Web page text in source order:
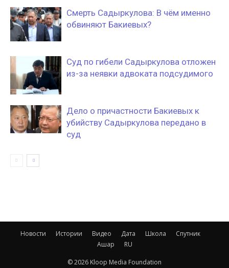
Смерть Садыркулова: В чём именно
обвиняют Бакиевых?
Суд по гибели Садыркулова отложен
из-за неявки адвоката подсудимого
Дело о причастности Бакиевых к
убийству Садыркулова передано в
суд
Новости Истории Видео Дата Школа
Спутник
Ашар
RU
© 2026 Kloop Media Foundation